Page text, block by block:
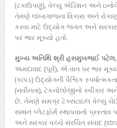
(ટકાઉપણું), વેલ્યુ એડિશન અને
તેમણે લાંબાગાળાના વિકાસ અને
કરવા માટે ઉદ્યોગ જગત અને
પર ભાર મૂક્યો હતો.
મુખ્ય અતિથિ શ્રી હસમુખભાઈ પટેલ
અમદાવાદ (પૂર્વ), એ વાત પર ભાર
(કાપડ) ઉદ્યોગની વૈશ્વિક
(નવીનતા), ટેકનોલોજીનો સ્વીકાર
છે. તેમણે સમગ્ર ટેક્સટાઇલ વેલ્યુ
સમાન પ્લેટફોર્મ સ્થાપવાનો
અને સરકાર વચ્ચે સંરચિત સંવાદ